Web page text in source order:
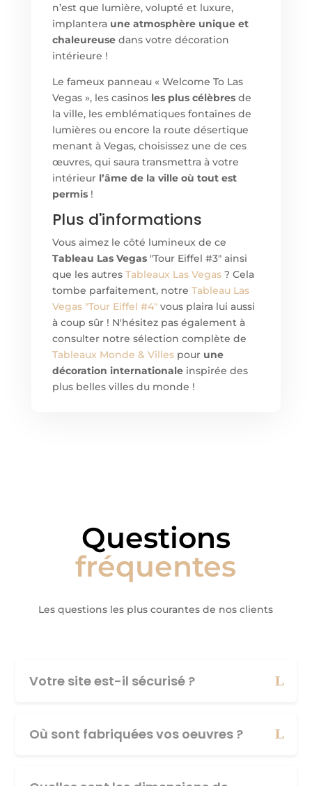
n’est que lumière, volupté et luxure,
implantera une atmosphère unique et
chaleureusedans votre décoration
intérieure !
Le fameux panneau « Welcome To Las
Vegas », les casinos les plus célèbresde
la ville, les emblématiques fontaines de
lumières ou encore la route désertique
menant à Vegas, choisissez une de ces
œuvres, qui saura transmettra à votre
intérieur l’âme de la ville où tout est
permis!
Plus d'informations
Vous aimez le côté lumineux de ce
Tableau Las Vegas"Tour Eiffel #3" ainsi
que les autres Tableaux Las Vegas? Cela
tombe parfaitement, notre Tableau Las
Vegas "Tour Eiffel #4"vous plaira lui aussi
à coup sûr ! N'hésitez pas également à
consulter notre sélection complète de
Tableaux Monde & Villespour une
décoration internationaleinspirée des
plus belles villes du monde !
Questions
fréquentes
Les questions les plus courantes de nos clients
Votre site est-il sécurisé ?
Où sont fabriquées vos oeuvres ?